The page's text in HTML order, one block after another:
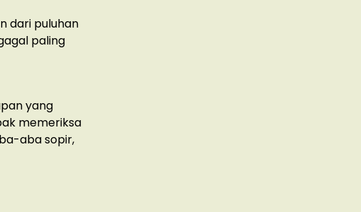
dari puluhan
paling
yang
memeriksa
aba sopir,